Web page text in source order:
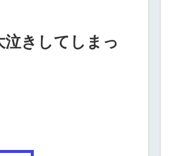
泣きしてしまっ